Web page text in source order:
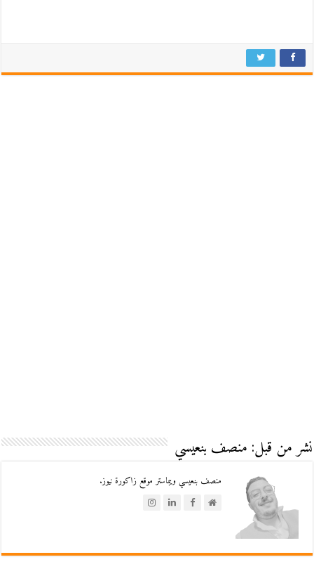
نشر من قبل: منصف بنعيسي
منصف بنعيسي ويبماستر موقع زاكورة نيوز.